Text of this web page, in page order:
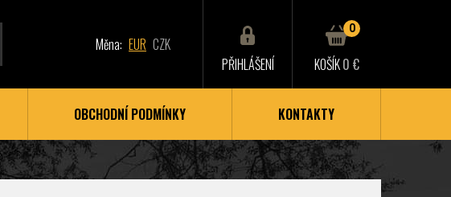
Měna: EUR CZK
PŘIHLÁŠENÍ
0
KOŠÍK0 €
OBCHODNÍ PODMÍNKY KONTAKTY